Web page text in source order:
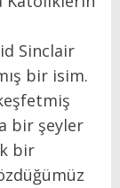
Sinclair
bir isim.
bir şeyler
bir